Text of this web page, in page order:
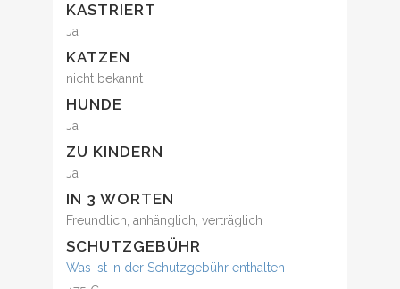
KASTRIERT
Ja
KATZEN
nicht bekannt
HUNDE
Ja
ZU KINDERN
Ja
IN 3 WORTEN
Freundlich, anhänglich, verträglich
SCHUTZGEBÜHR
Was ist in der Schutzgebühr enthalten